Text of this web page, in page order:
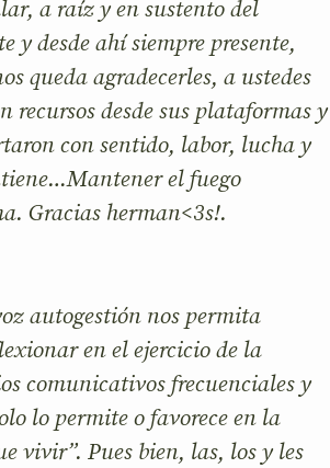
a raíz y en sustento del
desde ahí siempre presente,
queda agradecerles, a ustedes
desde sus plataformas y
con sentido, labor, lucha y
el fuego
Gracias herman<3s!.
autogestión nos permita
en el ejercicio de la
comunicativos frecuenciales y
lo permite o favorece en la
vivir”. Pues bien, las, los y les